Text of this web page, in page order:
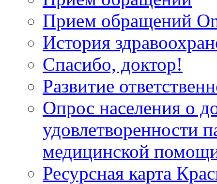
Прием обращений
История
Спасибо, доктор!
Развитие
Опрос населения о
удовлетворенности
медицинской
Ресурсная карта